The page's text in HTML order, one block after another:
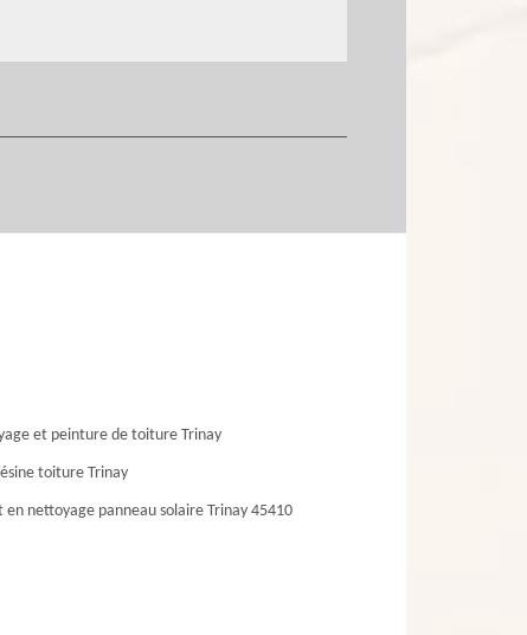
et peinture de toiture Trinay
toiture Trinay
en nettoyage panneau solaire Trinay 45410